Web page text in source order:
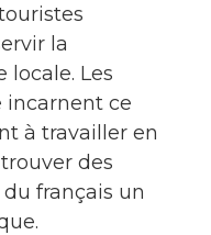
la
Les
incarnent ce
à travailler en
des
français un